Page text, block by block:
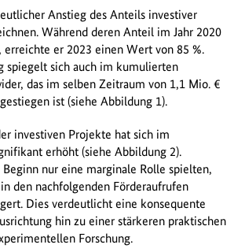
Anstieg des Anteils investiver
Während deren Anteil im Jahr 2020
erreichte er 2023 einen Wert von 85 %.
spiegelt sich auch im kumulierten
das im selben Zeitraum von 1,1 Mio. €
ist (siehe Abbildung 1).
investiven Projekte hat sich im
erhöht (siehe Abbildung 2).
nur eine marginale Rolle spielten,
den nachfolgenden Förderaufrufen
Dies verdeutlicht eine konsequente
hin zu einer stärkeren praktischen
Forschung.